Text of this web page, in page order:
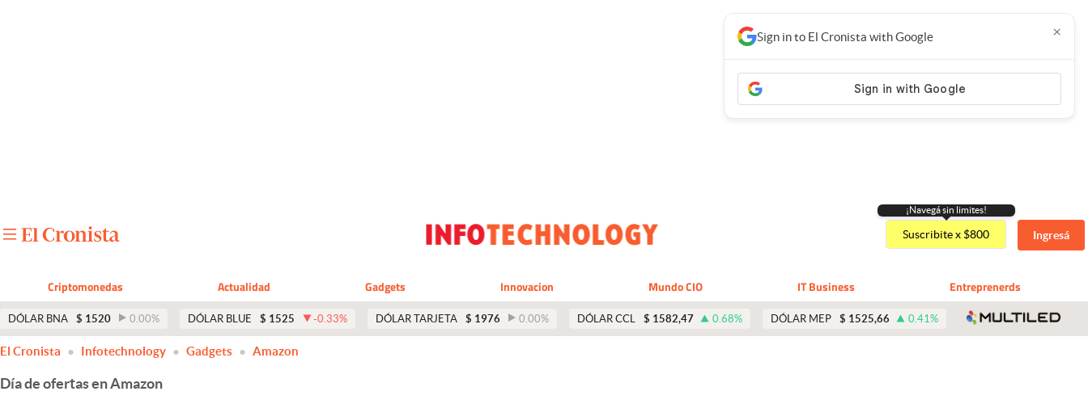
Apertura
¡Navegá sin limites!
Suscribite x $800 Ingresá
Criptomonedas Actualidad Gadgets Innovacion Mundo CIO IT Business Entreprenerds
DÓLAR BNA $ 1520 0.00% DÓLAR BLUE $ 1525 -0.33% DÓLAR TARJETA $ 1976 0.00% DÓLAR CCL $ 1582,47 0.68% DÓLAR MEP $ 1525,66 0.41 %
Sign in to El Cronista with Google ×
El Cronista Infotechnology Gadgets Amazon
Día de ofertas en Amazon